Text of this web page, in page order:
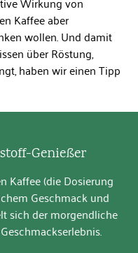
Kaffee aber
wollen. Und damit
über Röstung,
haben wir einen Tipp
Genießer
Kaffee (die Dosierung
Geschmack und
sich der morgendliche